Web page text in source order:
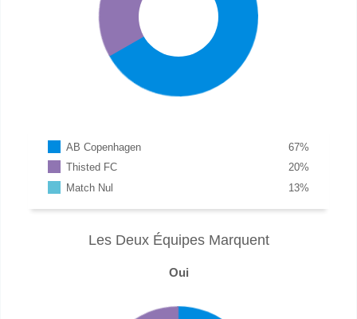
AB Copenhagen %
67
Thisted FC
%
20
Match Nul
%
13
Les Deux Équipes Marquent
Oui